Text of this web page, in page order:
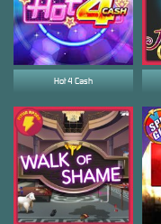
Hot 4 Cash